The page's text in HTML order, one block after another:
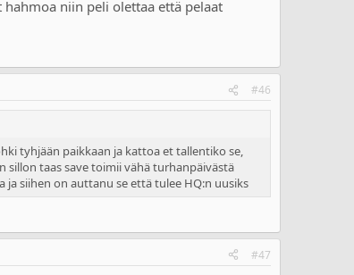
niin peli olettaa että pelaat
#46
tyhjään paikkaan ja kattoa et tallentiko se,
taas save toimii vähä turhanpäivästä
siihen on auttanu se että tulee HQ:n uusiks
#47